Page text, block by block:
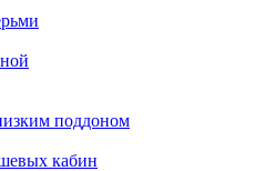
поддоном
кабин